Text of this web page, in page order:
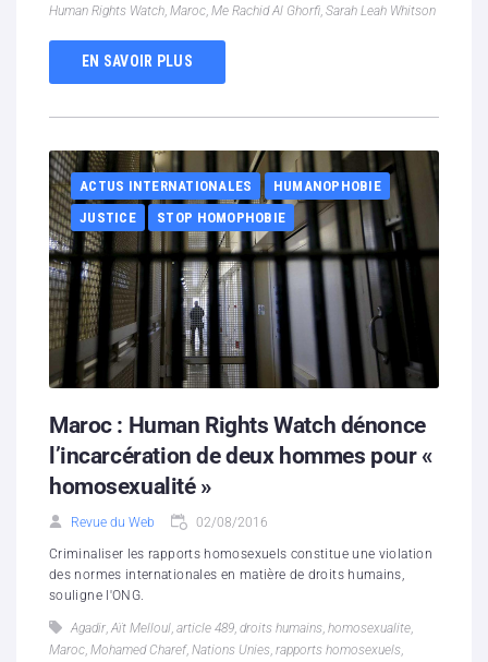
Human Rights Watch Maroc Me Rachid Al Ghorfi Sarah Leah Whitson
EN SAVOIR PLUS
ACTUS INTERNATIONALES
HUMANOPHOBIE
JUSTICE
STOP HOMOPHOBIE
Maroc : Human Rights Watch dénonce
l’incarcération de deux hommes pour «
homosexualité »
Revue du Web 02/08/2016
Criminaliser les rapports homosexuels constitue une violation
des normes internationales en matière de droits humains,
souligne l'ONG.
Agadir, Aït Melloul, article 489, droits humains, homosexualite,
Maroc, Mohamed Charef, Nations Unies, rapports homosexuels,